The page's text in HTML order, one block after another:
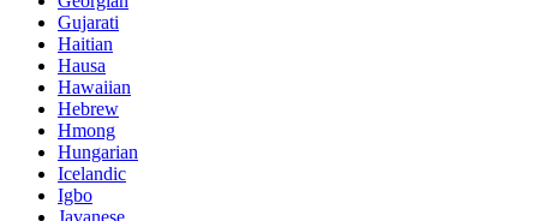
Gujarati
Haitian
Hausa
Hawaiian
Hebrew
Hmong
Hungarian
Icelandic
Igbo
Javanese